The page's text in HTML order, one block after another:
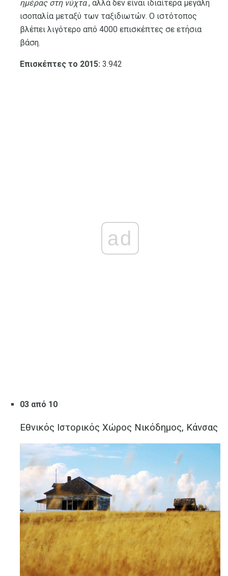
ημέρας στη νύχτα, αλλά δεν είναι ιδιαίτερα μεγάλη
ισοπαλία μεταξύ των ταξιδιωτών. Ο ιστότοπος
βλέπει λιγότερο από 4000 επισκέπτες σε ετήσια
βάση.
Επισκέπτες το 2015: 3.942
ad
03 από 10
Εθνικός Ιστορικός Χώρος Νικόδημος, Κάνσας